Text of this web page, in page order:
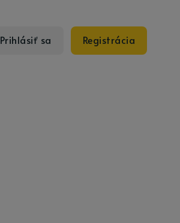
Prihlásiť sa Registrácia